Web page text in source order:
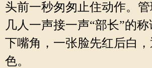
头前一秒匆匆止住动作。
几人一声接一声“部长”的
下嘴角，一张脸先红后白
色。